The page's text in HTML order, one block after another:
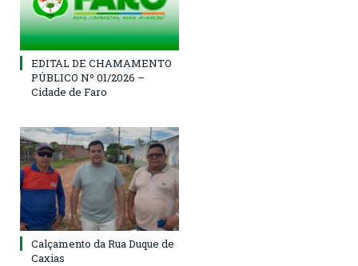
EDITAL DE CHAMAMENTO
PÚBLICO Nº 01/2026 –
Cidade de Faro
Calçamento da Rua Duque de
Caxias